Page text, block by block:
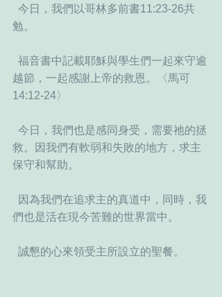
勉。
越節，一起感謝上帝的救恩。〈馬可
14:12-24〉
救。因我們有軟弱和失敗的地方，求主
保守和幫助。
們也是活在現今苦難的世界當中。
  誠懇的心來領受主所設立的聖餐。